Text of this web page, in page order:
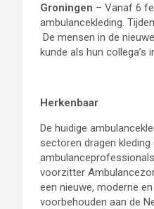
Groningen – Vanaf 6
ambulancekleding.
De mensen in de
kunde als hun collega’s
Herkenbaar
De huidige
sectoren dragen kleding
voorzitter
een nieuwe, moderne
voorbehouden aan de